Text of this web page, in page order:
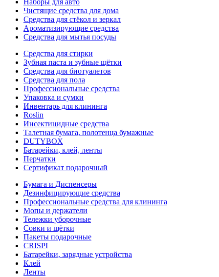
Наборы для авто
Чистящие средства для дома
Средства для стёкол и зеркал
Ароматизирующие средства
Средства для мытья посуды
Средства для стирки
Зубная паста и зубные щётки
Средства для биотуалетов
Средства для пола
Профессиональные средства
Упаковка и сумки
Инвентарь для клининга
Roslin
Инсектицидные средства
Талетная бумага, полотенца бумажные
DUTYBOX
Батарейки, клей, ленты
Перчатки
Сертификат подарочный
Бумага и Диспенсеры
Дезинфицирующие средства
Профессиональные средства для клининга
Мопы и держатели
Тележки уборочные
Совки и щётки
Пакеты подарочные
CRISPI
Батарейки, зарядные устройства
Клей
Ленты